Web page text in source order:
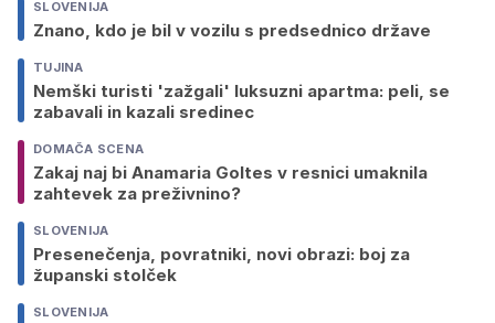
SLOVENIJA
Znano, kdo je bil v vozilu s predsednico države
TUJINA
Nemški turisti 'zažgali' luksuzni apartma: peli, se
zabavali in kazali sredinec
DOMAČA SCENA
Zakaj naj bi Anamaria Goltes v resnici umaknila
zahtevek za preživnino?
SLOVENIJA
Presenečenja, povratniki, novi obrazi: boj za
županski stolček
SLOVENIJA